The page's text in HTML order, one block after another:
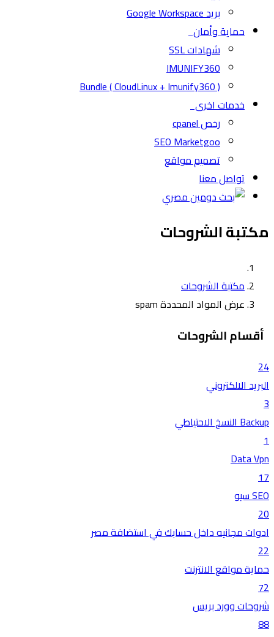
بريد Google Workspace
حماية وأمان
شهادات SSL
IMUNIFY360
( CloudLinux + Imunify360 ) Bundle
خدمات اخرى
رخص cpanel
SEO Marketgoo
تصميم مواقع
تواصل معنا
مكتبة الشروحات
مكتبة الشروحات
عرض المواد المحددة spam
أقسام الشروحات
24
البريد الالكتروني
3
Backup النسخ الاحتياطي
1
Data Vpn
17
SEO سيو
20
ادوات مجانيه داخل حسابك في استضافة مصر
22
حماية مواقع الانترنت
72
شروحات وورد بريس
88